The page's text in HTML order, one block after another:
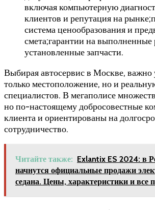
включая компьютерную
клиентов и репутация на
система ценообразования и
смета;гарантии на выполненные
установленные запчасти.
Выбирая автосервис в Москве, важно
только местоположение, но и
специалистов. В мегаполисе
но по-настоящему добросовестные
клиента и ориентированы на
сотрудничество.
Читайте также: Exlantix ES 2024: в
начнутся официальные продажи
седана. Цены, характеристики и все